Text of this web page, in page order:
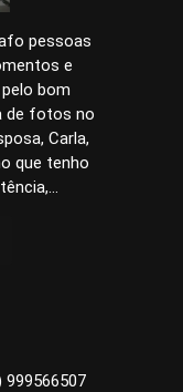
pessoas
e
bom
de fotos no
Carla,
que tenho
999566507